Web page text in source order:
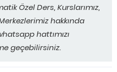
Özel Ders, Kurslarımız,
hakkında
hattımızı
geçebilirsiniz.